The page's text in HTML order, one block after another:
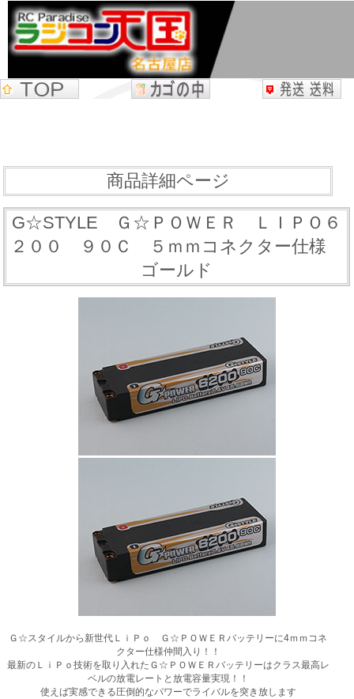
商品詳細ページ
G☆STYLE Ｇ☆ＰＯＷＥＲ ＬＩＰＯ６
２００ ９０Ｃ ５ｍｍコネクター仕様
ゴールド
Ｇ☆スタイルから新世代ＬｉＰｏ Ｇ☆ＰＯＷＥＲバッテリーに4ｍｍコネ
クター仕様仲間入り！！
最新のＬｉＰｏ技術を取り入れたＧ☆ＰＯＷＥＲバッテリーはクラス最高レ
ベルの放電レートと放電容量実現！！
使えば実感できる圧倒的なパワーでライバルを突き放します